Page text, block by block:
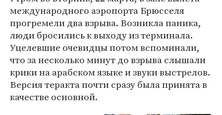
международного аэропорта Брюсселя
прогремели два взрыва. Возникла паника,
люди бросились к выходу из терминала.
Уцелевшие очевидцы потом вспоминали,
что за несколько минут до взрыва слышали
крики на арабском языке и звуки выстрелов.
Версия теракта почти сразу была принята в
качестве основной.